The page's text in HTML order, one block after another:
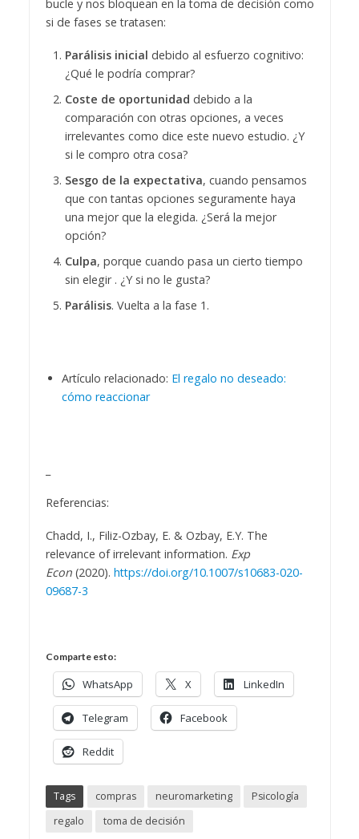
bucle y nos bloquean en la toma de decisión como
si de fases se tratasen:
Parálisis inicial debido al esfuerzo cognitivo:
¿Qué le podría comprar?
Coste de oportunidad debido a la
comparación con otras opciones, a veces
irrelevantes como dice este nuevo estudio. ¿Y
si le compro otra cosa?
Sesgo de la expectativa, cuando pensamos
que con tantas opciones seguramente haya
una mejor que la elegida. ¿Será la mejor
opción?
Culpa, porque cuando pasa un cierto tiempo
sin elegir . ¿Y si no le gusta?
Parálisis. Vuelta a la fase 1.
Artículo relacionado: El regalo no deseado:
cómo reaccionar
Referencias:
Chadd, I., Filiz-Ozbay, E. & Ozbay, E.Y. The
relevance of irrelevant information. Exp
Econ(2020). https://doi.org/10.1007/s10683-020-
09687-3
Comparte esto:
WhatsApp X LinkedIn
Telegram Facebook
Reddit
Tags compras neuromarketing
Psicología
regalo
toma de decisión